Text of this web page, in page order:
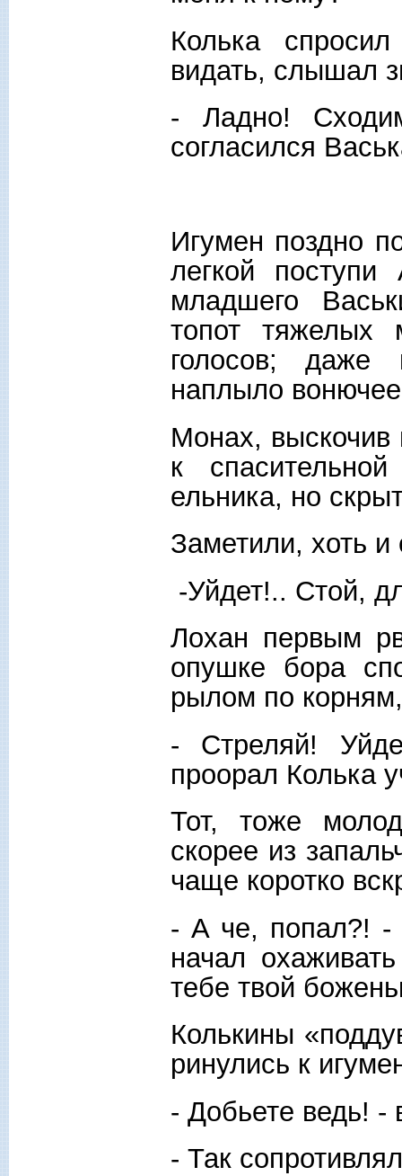
Колька
видать, слышал
- Ладно!
согласился
Игумен поздно
легкой
младшего
топот тяжелых
голосов; даже
наплыло
Монах, выскочив
к
ельника, но
Заметили, хоть и
-Уйдет!.. Стой,
Лохан первым
опушке бора
рылом по
- Стреляй!
проорал Колька
Тот, тоже
скорее из
чаще коротко
- А че, попал?! -
начал
тебе твой
Колькины
ринулись к
- Добьете ведь! -
- Так